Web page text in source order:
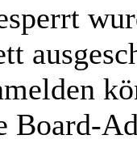
Board-